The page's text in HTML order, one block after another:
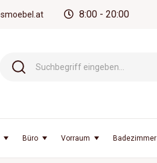
8:00 - 20:00
Büro Vorraum Badezimmer